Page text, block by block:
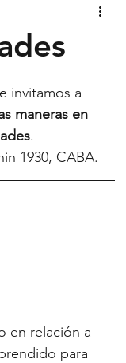
Neurociencias
Liberman
invitamos a
maneras en
.
1930, CABA.
en relación a
para